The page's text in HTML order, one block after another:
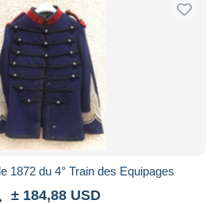
1872 du 4° Train des Equipages
± 184,88 USD